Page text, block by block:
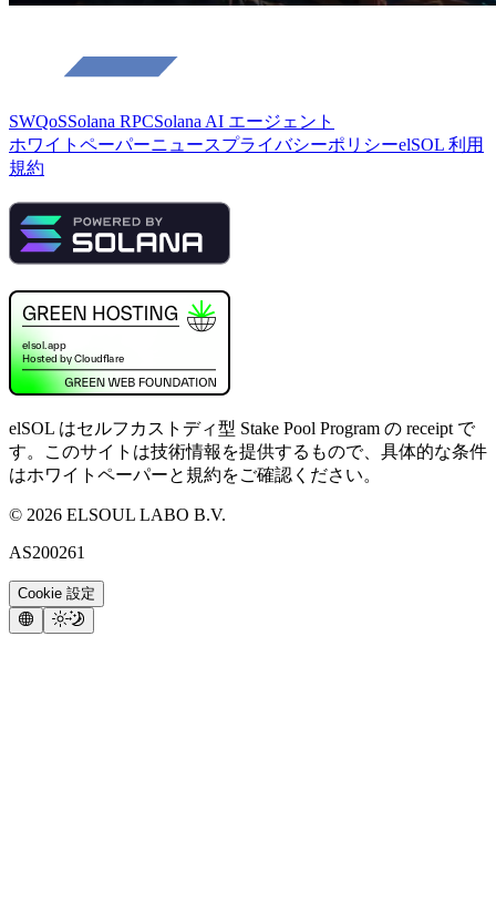
SWQoSSolana RPCSolana AI エージェント
ホワイトペーパーニュースプライバシーポリシーelSOL 利用
規約
elSOL はセルフカストディ型 Stake Pool Program の receipt で
す。このサイトは技術情報を提供するもので、具体的な条件
はホワイトペーパーと規約をご確認ください。
© 2026 ELSOUL LABO B.V.
AS200261
Cookie 設定